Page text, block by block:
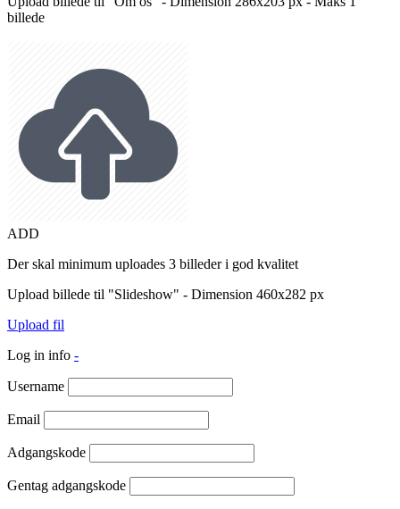
billede
ADD
Der skal minimum uploades 3 billeder i god kvalitet
Upload billede til "Slideshow" - Dimension 460x282 px
Upload fil
Log in info -
Username
Email
Adgangskode
Gentag adgangskode